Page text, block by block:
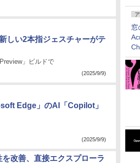
しい2本指ジェスチャーがテ
」ビルドで
(2025/9/9)
Edge」のAI「Copilot」
(2025/9/9)
改善、直接エクスプローラ